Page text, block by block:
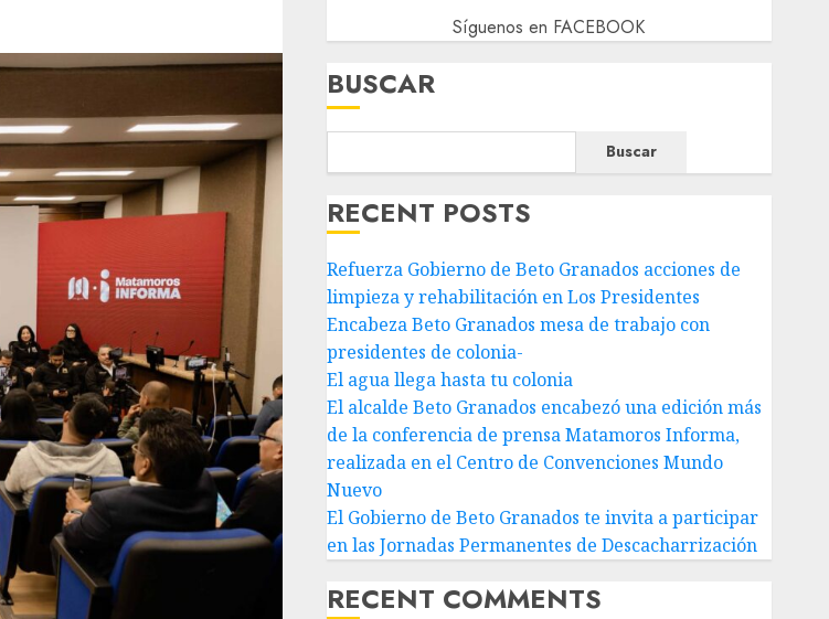
Síguenos en FACEBOOK
BUSCAR
Buscar
RECENT POSTS
Refuerza Gobierno de Beto Granados acciones de
limpieza y rehabilitación en Los Presidentes
Encabeza Beto Granados mesa de trabajo con
presidentes de colonia-
El agua llega hasta tu colonia
El alcalde Beto Granados encabezó una edición más
de la conferencia de prensa Matamoros Informa,
realizada en el Centro de Convenciones Mundo
Nuevo
El Gobierno de Beto Granados te invita a participar
en las Jornadas Permanentes de Descacharrización
RECENT COMMENTS